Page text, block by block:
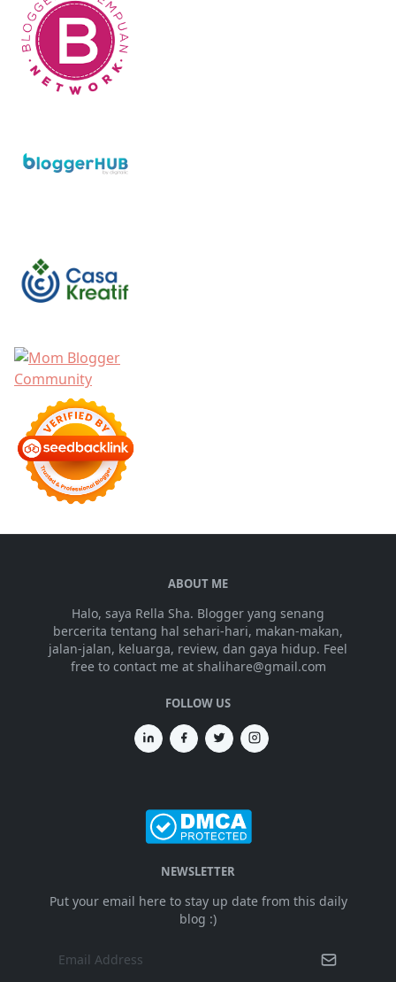
ABOUT ME
Halo, saya Rella Sha. Blogger yang senang
bercerita tentang hal sehari-hari, makan-makan,
jalan-jalan, keluarga, review, dan gaya hidup. Feel
free to contact me at shalihare@gmail.com
FOLLOW US
NEWSLETTER
Put your email here to stay up date from this daily
blog :)